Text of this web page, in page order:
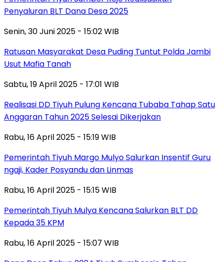
Penyaluran BLT Dana Desa 2025
Senin, 30 Juni 2025 - 15:02 WIB
Ratusan Masyarakat Desa Puding Tuntut Polda Jambi
Usut Mafia Tanah
Sabtu, 19 April 2025 - 17:01 WIB
Realisasi DD Tiyuh Pulung Kencana Tubaba Tahap Satu
Anggaran Tahun 2025 Selesai Dikerjakan
Rabu, 16 April 2025 - 15:19 WIB
Pemerintah Tiyuh Margo Mulyo Salurkan Insentif Guru
ngaji, Kader Posyandu dan Linmas
Rabu, 16 April 2025 - 15:15 WIB
Pemerintah Tiyuh Mulya Kencana Salurkan BLT DD
Kepada 35 KPM
Rabu, 16 April 2025 - 15:07 WIB